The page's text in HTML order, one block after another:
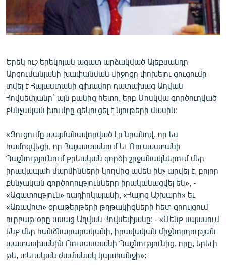
ՄԵԿՆԱԲԱՆՈՒԹՅՈՒՆ
ՏՏ ԵՒ ԻՆՏԵՐՆԵՏ
ԱՐԽԻՎ
ՏԵՍԱՆՅՈՒԹԵՐ
ԲԱՆԱՎԵՃ
ՁԳՏԵԼՈՎ ԼԱՎԱԳՈՒՅՆԻՆ
ՓՈԴՔԱՍԹ
Հայերեն
English
Русский
ՀԵՏԵՎԵՔ ՄԵԶ
Երեկ ուշ երեկոյան ազատ արձակված Ալեքսանդր
Արզումանյանի խափանման միջոցը փոխելու ցուցումը
տվել է Հայաստանի գլխավոր դատախազ Աղվան
Հովսեփյանը` այն բանից հետո, երբ Մոսկվա գործուղված
քննչական խումբը զեկուցել է նյութերի մասին:
«Ցուցումը պայմանավորված էր նրանով, որ ես
համոզվեցի, որ Հայաստանում եւ Ռուսաստանի
Դաշնությունում քրեական գործի շրջանակներում մեր
իրավապահ մարմինների կողմից ամեն ինչ արվել է, բոլոր
քննչական գործողությունները իրականացվել են», -
«Ազատություն» ռադիոկայանի, «Հայոց Աշխարհ» եւ
«Առավոտ» օրաթերթերի թղթակիցների հետ զրույցում
ուրբաթ օրը ասաց Աղվան Հովսեփյանը: - «Մենք սպասում
ենք մեր հանձնարարականի, իրավական միջնորդության
պատասխանին Ռուսաստանի Դաշնությունից, որը, երեւի
թե, տեւական ժամանակ կպահանջի»: